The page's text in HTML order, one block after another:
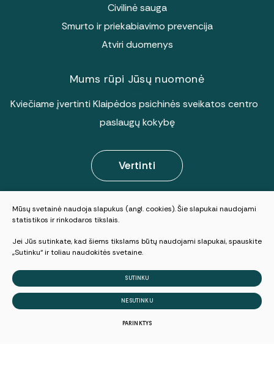
Civilinė sauga
Smurto ir priekabiavimo prevencija
Atviri duomenys
Mums rūpi Jūsų nuomonė
Kviečiame įvertinti Klaipėdos psichinės sveikatos centro
paslaugų kokybę
Vertinti
© 2025 Visos teisės saugomos
Duomenų apsauga
Mūsų svetainė naudoja slapukus (angl. cookies). Šie slapukai naudojami
statistikos ir rinkodaros tikslais.
Jei Jūs sutinkate, kad šiems tikslams būtų naudojami slapukai, spauskite
„Sutinku“ ir toliau naudokitės svetaine.
SUTINKU
NESUTINKU
PARINKTYS